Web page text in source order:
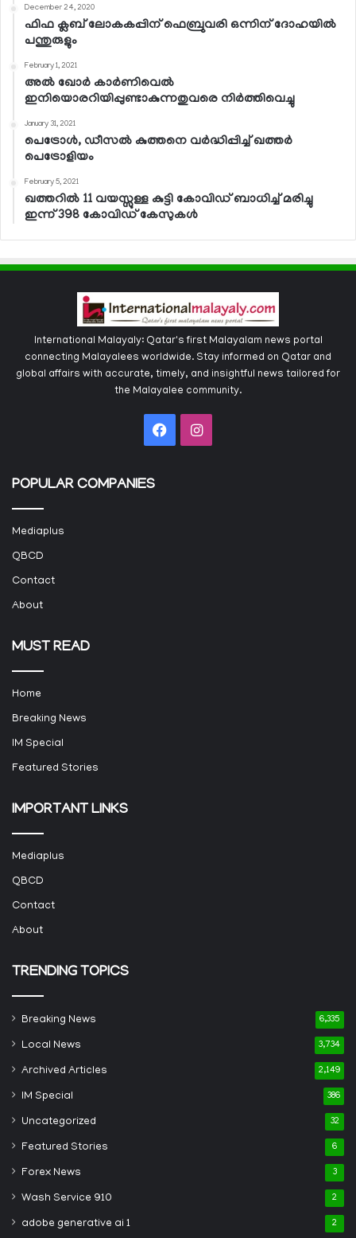
December 24, 2020
ഫിഫ ക്ലബ് ലോകകപ്പിന് ഫെബ്രുവരി ഒന്നിന് ദോഹയില്‍
പന്തുരുളും
February 1, 2021
അല്‍ ഖോര്‍ കാര്‍ണിവെല്‍
ഇനിയൊരറിയിപ്പുണ്ടാകുന്നതുവരെ നിര്‍ത്തിവെച്ചു
January 31, 2021
പെട്രോള്‍, ഡീസല്‍ കുത്തനെ വര്‍ദ്ധിപ്പിച്ച് ഖത്തര്‍
പെട്രോളിയം
February 5, 2021
ഖത്തറില്‍ 11 വയസ്സുള്ള കുട്ടി കോവിഡ് ബാധിച്ച് മരിച്ചു
ഇന്ന് 398 കോവിഡ് കേസുകള്‍
International Malayaly: Qatar's first Malayalam news portal
connecting Malayalees worldwide. Stay informed on Qatar and
global affairs with accurate, timely, and insightful news tailored for
the Malayalee community.
FacebookInstagram
POPULAR COMPANIES
Mediaplus
QBCD
Contact
About
MUST READ
Home
Breaking News
IM Special
Featured Stories
IMPORTANT LINKS
Mediaplus
QBCD
Contact
About
TRENDING TOPICS
Breaking News 6,335
Local News 3,734
Archived Articles 2,149
IM Special 386
Uncategorized 32
Featured Stories 6
Forex News 3
Wash Service 910 2
adobe generative ai 1 2